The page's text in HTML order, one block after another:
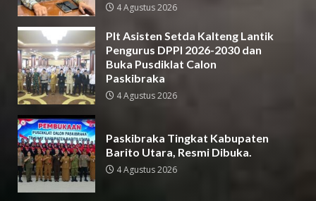
4 Agustus 2026
Plt Asisten Setda Kalteng Lantik
Pengurus DPPI 2026-2030 dan
Buka Pusdiklat Calon
Paskibraka
4 Agustus 2026
Paskibraka Tingkat Kabupaten
Barito Utara, Resmi Dibuka.
4 Agustus 2026